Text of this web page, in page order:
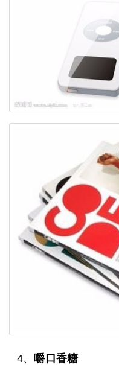
4、 嚼口香糖